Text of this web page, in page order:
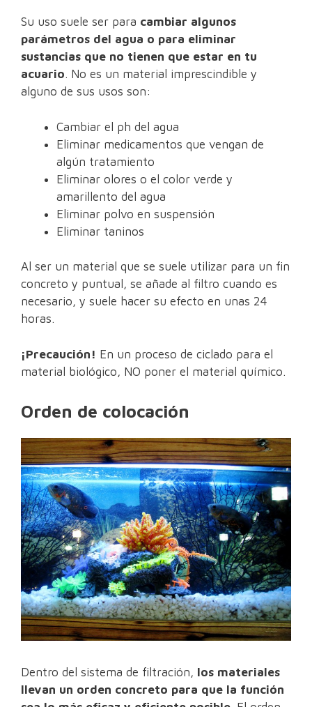
Su uso suele ser para cambiar algunos
parámetros del agua o para eliminar
sustancias que no tienen que estar en tu
acuario. No es un material imprescindible y
alguno de sus usos son:
Cambiar el ph del agua
Eliminar medicamentos que vengan de
algún tratamiento
Eliminar olores o el color verde y
amarillento del agua
Eliminar polvo en suspensión
Eliminar taninos
Al ser un material que se suele utilizar para un fin
concreto y puntual, se añade al filtro cuando es
necesario, y suele hacer su efecto en unas 24
horas.
¡Precaución! En un proceso de ciclado para el
material biológico, NO poner el material químico.
Orden de colocación
Dentro del sistema de filtración, los materiales
llevan un orden concreto para que la función